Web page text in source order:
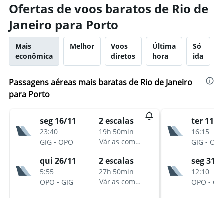
Ofertas de voos baratos de Rio de
Janeiro para Porto
Mais
econômica
Melhor
Voos
diretos
Última
hora
Só
ida
Passagens aéreas mais baratas de Rio de Janeiro
para Porto
seg 16/11
23:40
GIG - OPO
2 escalas
19h 50min
Várias companhias aéreas
qui 26/11
5:55
OPO - GIG
2 escalas
27h 50min
Várias companhias aéreas
ter 11/8
16:15
GIG -
seg 31/8
12:10
OPO -